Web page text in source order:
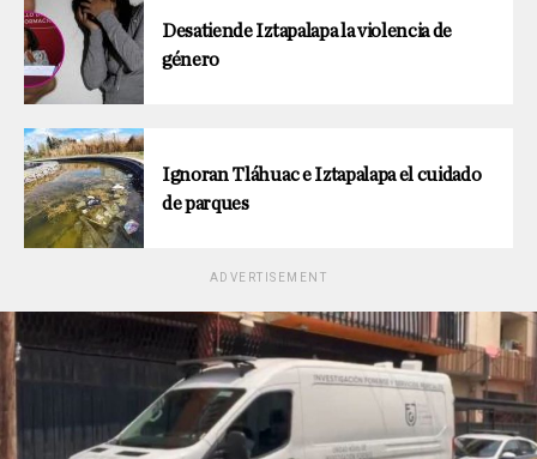
Desatiende Iztapalapa la violencia de
género
Ignoran Tláhuac e Iztapalapa el cuidado
de parques
ADVERTISEMENT